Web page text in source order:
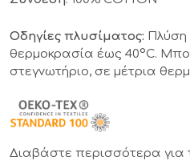
Οδηγίες πλυσίματος: Πλύση
θερμοκρασία έως 40°C.
στεγνωτήριο, σε μέτρια
Διαβάστε περισσότερα για